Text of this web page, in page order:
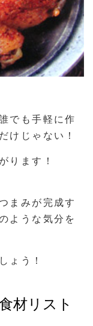
でも手軽に作
けじゃない！
ります！
まみが完成す
ような気分を
ょう！
材リスト